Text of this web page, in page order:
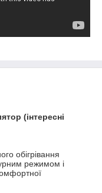
(інтересні
обігрівання
режимом і